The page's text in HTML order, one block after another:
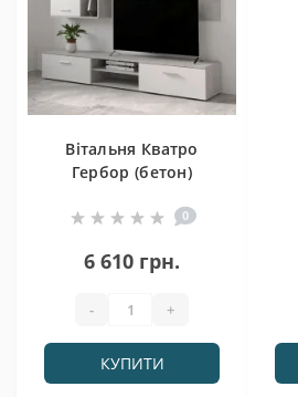
Вітальня Кватро
Гербор (бетон)
0
6 610 грн.
- +
КУПИТИ